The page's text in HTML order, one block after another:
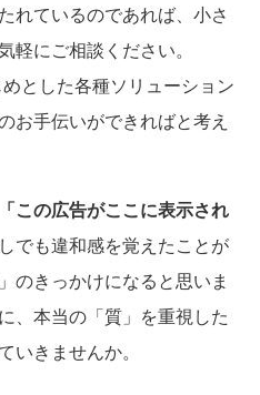
れているのであれば、小さ
軽にご相談ください。
とした各種ソリューション
お手伝いができればと考え
「この広告がここに表示され
でも違和感を覚えたことが
のきっかけになると思いま
、本当の「質」を重視した
いきませんか。